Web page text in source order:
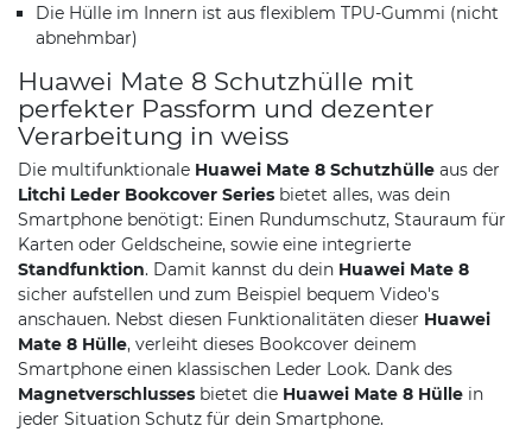
Die Hülle im Innern ist aus flexiblem TPU-Gummi (nicht
abnehmbar)
Huawei Mate 8 Schutzhülle mit
perfekter Passform und dezenter
Verarbeitung in weiss
Die multifunktionale Huawei Mate 8 Schutzhülle aus der
Litchi Leder Bookcover Series bietet alles, was dein
Smartphone benötigt: Einen Rundumschutz, Stauraum für
Karten oder Geldscheine, sowie eine integrierte
Standfunktion. Damit kannst du dein Huawei Mate 8
sicher aufstellen und zum Beispiel bequem Video's
anschauen. Nebst diesen Funktionalitäten dieser Huawei
Mate 8 Hülle, verleiht dieses Bookcover deinem
Smartphone einen klassischen Leder Look. Dank des
Magnetverschlusses bietet die Huawei Mate 8 Hülle in
jeder Situation Schutz für dein Smartphone.